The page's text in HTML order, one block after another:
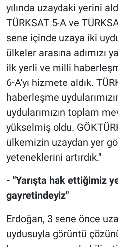
yılında uzaydaki yerini
TÜRKSAT 5-A ve
sene içinde uzaya iki
ülkeler arasına adımızı
ilk yerli ve milli
6-A'yı hizmete aldık.
haberleşme
uydularımızın toplam
yükselmiş oldu.
ülkemizin uzaydan yer
yeteneklerini artırdık."
- "Yarışta hak ettiğimiz
gayretindeyiz"
Erdoğan, 3 sene önce
uydusuyla görüntü